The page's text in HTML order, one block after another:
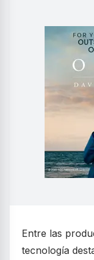
Entre las
tecnología